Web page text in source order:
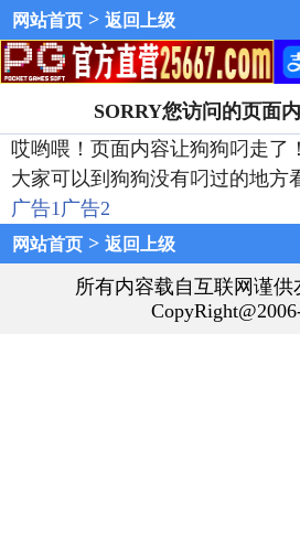
网站首页 > 返回上级
SORRY您访问的页面
哎哟喂！页面内容让狗狗叼走了！
大家可以到狗狗没有叼过的地方
广告1广告2
网站首页 > 返回上级
所有内容载自互联网谨供